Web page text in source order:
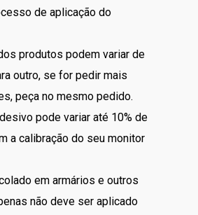
de aplicação do
produtos podem variar de
outro, se for pedir mais
peça no mesmo pedido.
pode variar até 10% de
a calibração do seu monitor
em armários e outros
não deve ser aplicado